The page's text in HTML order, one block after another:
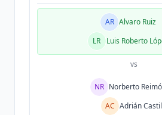
AR Alvaro Ruiz
LR
Luis Roberto
vs
NR Norberto
AC Adrián